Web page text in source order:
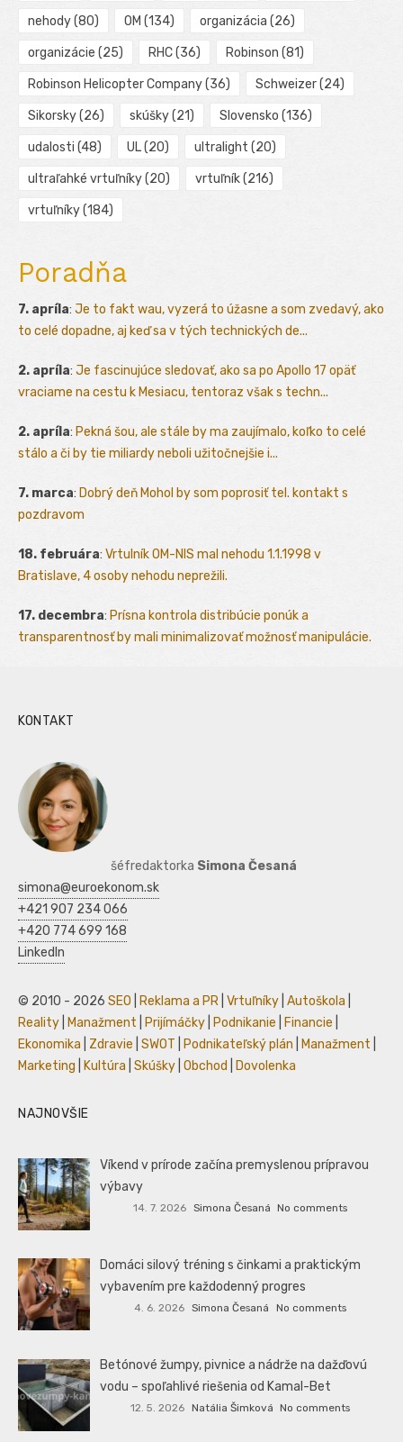
nehody(80) OM (134) organizácia (26)
organizácie (25) RHC(36) Robinson (81)
Robinson Helicopter Company(36) Schweizer(24)
Sikorsky(26) skúšky(21) Slovensko (136)
udalosti (48) UL(20) ultralight (20)
ultraľahké vrtuľníky(20) vrtuľník(216)
vrtuľníky(184)
Poradňa
7. apríla: Je to fakt wau, vyzerá to úžasne a som zvedavý, ako
to celé dopadne, aj keď sa v tých technických de...
2. apríla: Je fascinujúce sledovať, ako sa po Apollo 17 opäť
vraciame na cestu k Mesiacu, tentoraz však s techn...
2. apríla: Pekná šou, ale stále by ma zaujímalo, koľko to celé
stálo a či by tie miliardy neboli užitočnejšie i...
7. marca: Dobrý deň Mohol by som poprosiť tel. kontakt s
pozdravom
18. februára: Vrtulník OM-NIS mal nehodu 1.1.1998 v
Bratislave, 4 osoby nehodu neprežili.
17. decembra: Prísna kontrola distribúcie ponúk a
transparentnosť by mali minimalizovať možnosť manipulácie.
KONTAKT
šéfredaktorka Simona Česaná
simona@euroekonom.sk
+421 907 234 066
+420 774 699 168
LinkedIn
© 2010 - 2026 SEO Reklama a PR Vrtuľníky Autoškola
Reality
Manažment Prijímáčky Podnikanie Financie
Ekonomika
Zdravie SWOT Podnikateľský plán Manažment
Marketing
Kultúra Skúšky Obchod Dovolenka
NAJNOVŠIE
Víkend v prírode začína premyslenou prípravou
výbavy
14. 7. 2026 Simona Česaná No comments
Domáci silový tréning s činkami a praktickým
vybavením pre každodenný progres
4. 6. 2026 Simona Česaná No comments
Betónové žumpy, pivnice a nádrže na dažďovú
vodu – spoľahlivé riešenia od Kamal-Bet
12. 5. 2026 Natália Šimková No comments